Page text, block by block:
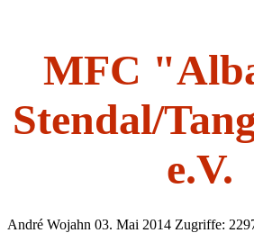
MFC
Stendal/
e.V.
André Wojahn 03. Mai 2014 Zugriffe: